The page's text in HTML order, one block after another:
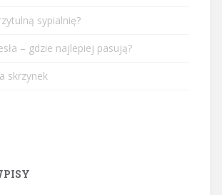
sypialnię?
– gdzie najlepiej pasują?
skrzynek